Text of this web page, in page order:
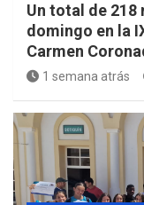
Un total de 218
domingo en la
Carmen
1 semana atrás